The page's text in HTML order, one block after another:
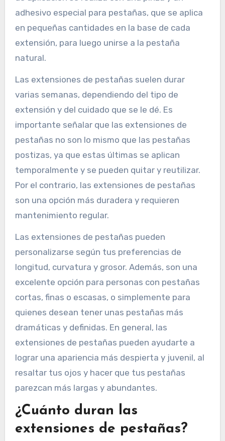
adhesivo especial para pestañas, que se aplica
en pequeñas cantidades en la base de cada
extensión, para luego unirse a la pestaña
natural.
Las extensiones de pestañas suelen durar
varias semanas, dependiendo del tipo de
extensión y del cuidado que se le dé. Es
importante señalar que las extensiones de
pestañas no son lo mismo que las pestañas
postizas, ya que estas últimas se aplican
temporalmente y se pueden quitar y reutilizar.
Por el contrario, las extensiones de pestañas
son una opción más duradera y requieren
mantenimiento regular.
Las extensiones de pestañas pueden
personalizarse según tus preferencias de
longitud, curvatura y grosor. Además, son una
excelente opción para personas con pestañas
cortas, finas o escasas, o simplemente para
quienes desean tener unas pestañas más
dramáticas y definidas. En general, las
extensiones de pestañas pueden ayudarte a
lograr una apariencia más despierta y juvenil, al
resaltar tus ojos y hacer que tus pestañas
parezcan más largas y abundantes.
¿Cuánto duran las
extensiones de pestañas?